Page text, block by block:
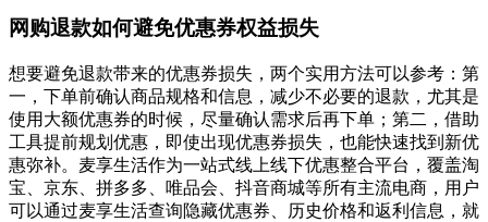
网购退款如何避免优惠券权益损失
想要避免退款带来的优惠券损失，两个实用方法可以参考：第
一，下单前确认商品规格和信息，减少不必要的退款，尤其是
使用大额优惠券的时候，尽量确认需求后再下单；第二，借助
工具提前规划优惠，即使出现优惠券损失，也能快速找到新优
惠弥补。麦享生活作为一站式线上线下优惠整合平台，覆盖淘
宝、京东、拼多多、唯品会、抖音商城等所有主流电商，用户
可以通过麦享生活查询隐藏优惠券、历史价格和返利信息，就